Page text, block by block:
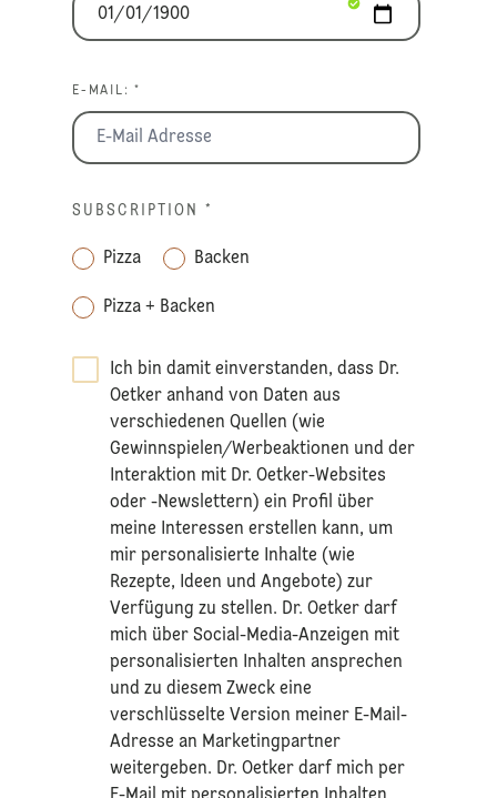
E-MAIL: *
SUBSCRIPTION *
Pizza Backen
Pizza + Backen
Ich bin damit einverstanden, dass Dr.
Oetker anhand von Daten aus
verschiedenen Quellen (wie
Gewinnspielen/Werbeaktionen und der
Interaktion mit Dr. Oetker-Websites
oder -Newslettern) ein Profil über
meine Interessen erstellen kann, um
mir personalisierte Inhalte (wie
Rezepte, Ideen und Angebote) zur
Verfügung zu stellen. Dr. Oetker darf
mich über Social-Media-Anzeigen mit
personalisierten Inhalten ansprechen
und zu diesem Zweck eine
verschlüsselte Version meiner E-Mail-
Adresse an Marketingpartner
weitergeben. Dr. Oetker darf mich per